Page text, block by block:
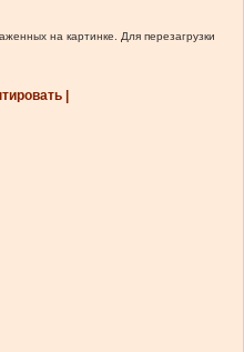
на картинке. Для перезагрузки
|